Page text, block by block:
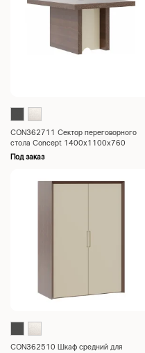
CON362711 Сектор переговорного
стола Concept 1400x1100x760
Под заказ
CON362510 Шкаф средний для